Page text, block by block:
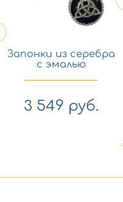
Запонки из серебра
с эмалью
3 549 руб.